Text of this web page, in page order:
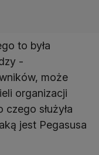
to była
-
może
organizacji
służyła
jest Pegasusa